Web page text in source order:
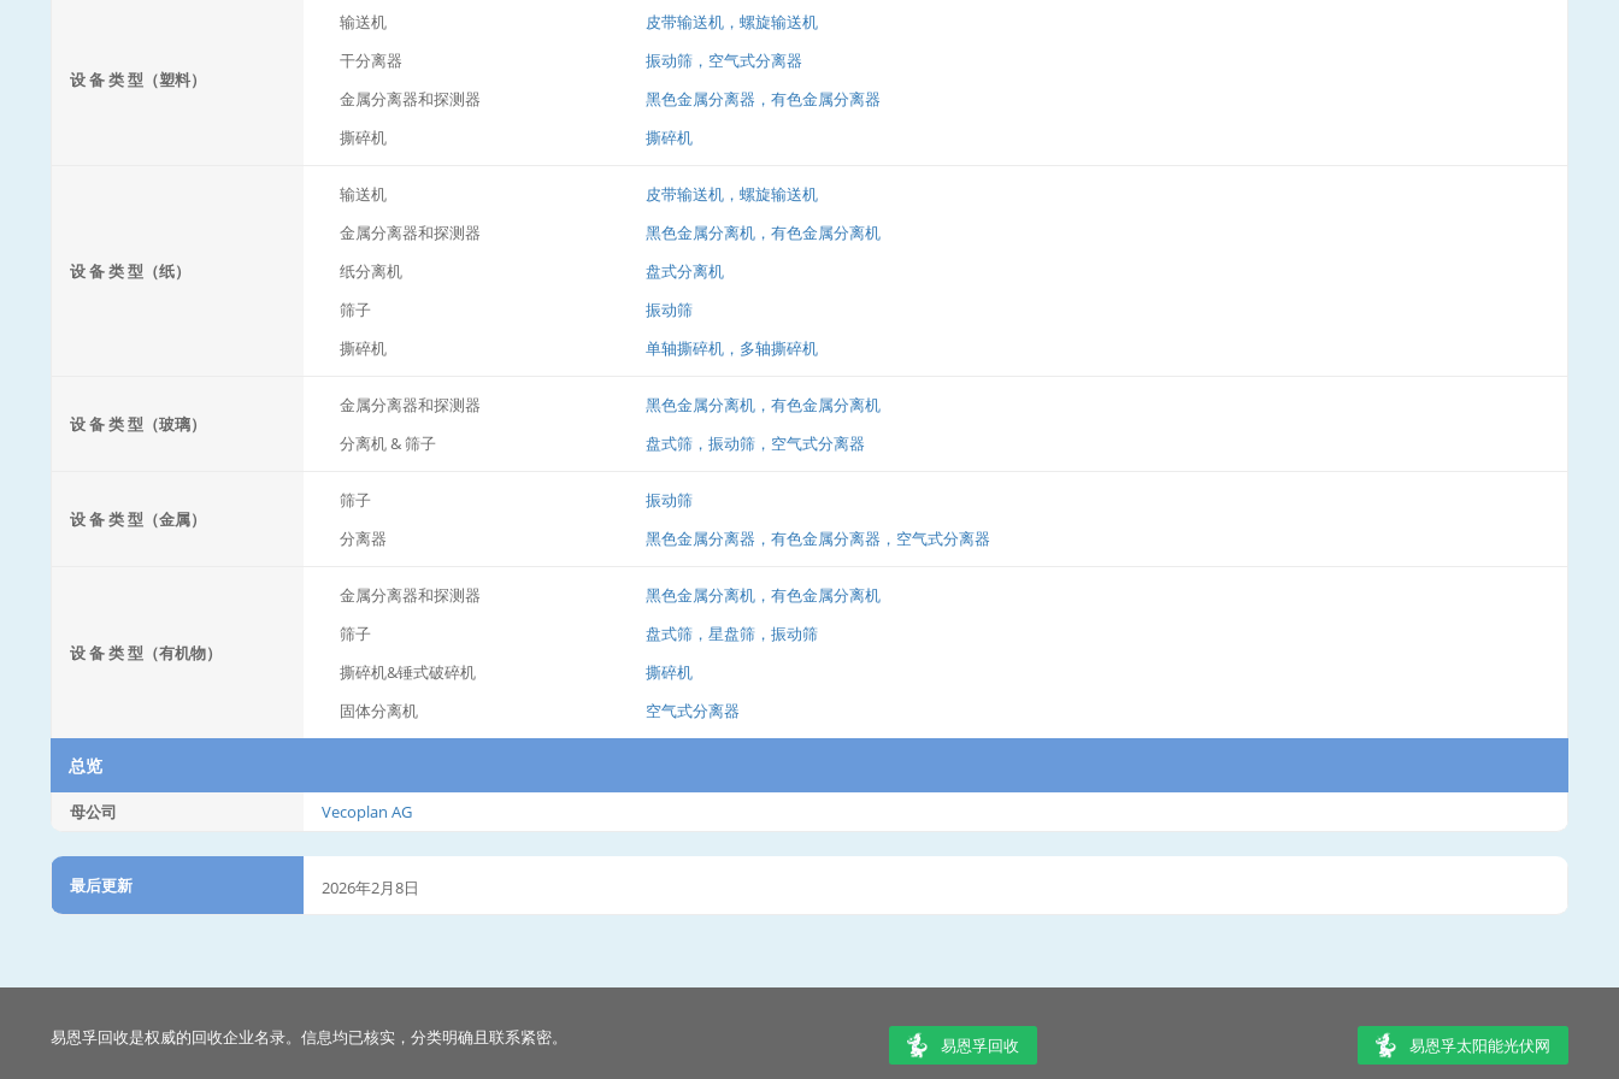
设 备 类 型（塑料）
输送机
皮带输送机，螺旋输送机
干分离器
振动筛，空气式分离器
金属分离器和探测器
黑色金属分离器，有色金属分离器
撕碎机
撕碎机
设 备 类 型（纸）
输送机
皮带输送机，螺旋输送机
金属分离器和探测器
黑色金属分离机，有色金属分离机
纸分离机
盘式分离机
筛子
振动筛
撕碎机
单轴撕碎机，多轴撕碎机
设 备 类 型（玻璃）
金属分离器和探测器
黑色金属分离机，有色金属分离机
分离机 & 筛子
盘式筛，振动筛，空气式分离器
设 备 类 型（金属）
筛子
振动筛
分离器
黑色金属分离器，有色金属分离器，空气式分离器
设 备 类 型（有机物）
金属分离器和探测器
黑色金属分离机，有色金属分离机
筛子
盘式筛，星盘筛，振动筛
撕碎机&锤式破碎机
撕碎机
固体分离机
空气式分离器
总览
母公司 Vecoplan AG
最后更新 2026年2月8日
易恩孚回收是权威的回收企业名录。信息均已核实，分类明确且联系紧密。 易恩孚回收 易恩孚太阳能光伏网